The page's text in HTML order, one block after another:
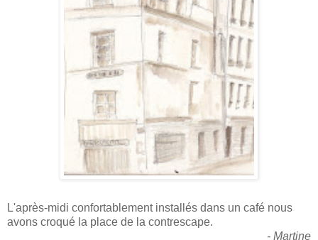
L'après-midi confortablement installés dans un café nous
avons croqué la place de la contrescape.
- Martine